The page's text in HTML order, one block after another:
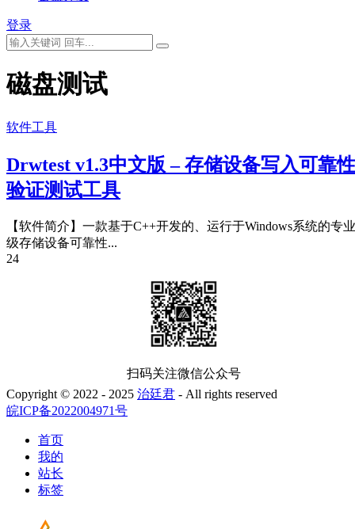
登录
磁盘测试
软件工具
Drwtest v1.3中文版 – 存储设备写入可靠性
验证测试工具
【软件简介】一款基于C++开发的、运行于Windows系统的专业
级存储设备可靠性...
24
扫码关注微信公众号
Copyright © 2022 - 2025 治廷君 - All rights reserved
皖ICP备2022004971号
首页
我的
站长
标签